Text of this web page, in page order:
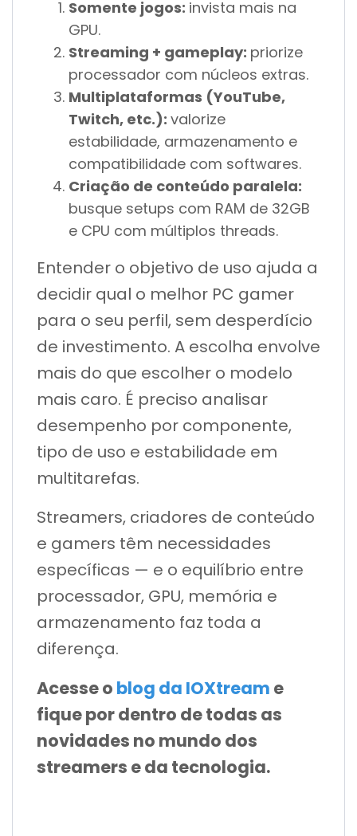
Somente jogos: invista mais na
GPU.
Streaming + gameplay: priorize
processador com núcleos extras.
Multiplataformas (YouTube,
Twitch, etc.): valorize
estabilidade, armazenamento e
compatibilidade com softwares.
Criação de conteúdo paralela:
busque setups com RAM de 32GB
e CPU com múltiplos threads.
Entender o objetivo de uso ajuda a
decidir qual o melhor PC gamer
para o seu perfil, sem desperdício
de investimento. A escolha envolve
mais do que escolher o modelo
mais caro. É preciso analisar
desempenho por componente,
tipo de uso e estabilidade em
multitarefas.
Streamers, criadores de conteúdo
e gamers têm necessidades
específicas — e o equilíbrio entre
processador, GPU, memória e
armazenamento faz toda a
diferença.
Acesse o blog da IOXtream e
fique por dentro de todas as
novidades no mundo dos
streamers e da tecnologia.